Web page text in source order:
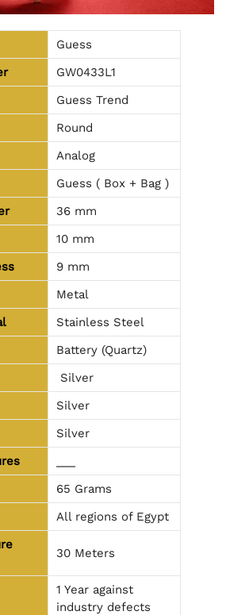
Guess
GW0433L1
Guess Trend
Round
Analog
Guess ( Box + Bag )
36 mm
10 mm
9 mm
Metal
Stainless Steel
Battery (Quartz)
Silver
Silver
Silver
65 Grams
All regions of Egypt
30 Meters
1 Year against
industry defects